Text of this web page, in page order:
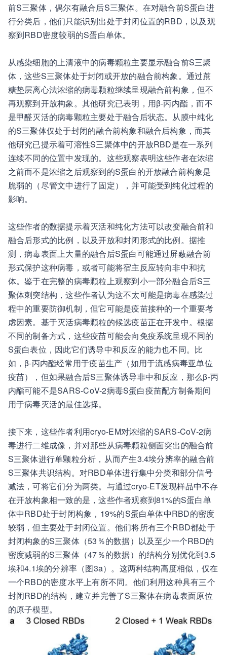
前S三聚体，偶尔有融合后S三聚体。在对融合前S蛋白进
行分类后，他们只能识别出处于封闭位置的RBD，以及观
察到RBD密度较弱的S蛋白单体。
从感染细胞的上清液中的病毒颗粒主要显示融合前S三聚
体，这些S三聚体处于封闭或开放的融合前构象。通过蔗
糖垫层离心法浓缩的病毒颗粒继续呈现融合前构象，但不
再观察到开放构象。其他研究已表明，用β-丙内酯，而不
是甲醛灭活的病毒颗粒主要处于融合后状态。从膜中纯化
的S三聚体仅处于封闭的融合前构象和融合后构象，而其
他研究已提示着可溶性S三聚体中的开放RBD是在一系列
连续不同的位置中发现的。这些观察表明这些作者在浓缩
之前而不是浓缩之后观察到的S蛋白的开放融合前构象是
脆弱的（尽管文中进行了固定），并可能受到纯化过程的
影响。
这些作者的数据提示着灭活和纯化方法可以改变融合前和
融合后形式的比例，以及开放和封闭形式的比例。据推
测，病毒表面上大量的融合后S蛋白可能通过屏蔽融合前
形式保护这种病毒，或者可能将宿主反应转向非中和抗
体。鉴于在完整的病毒颗粒上观察到小一部分融合后S三
聚体刺突结构，这些作者认为这不太可能是病毒在感染过
程中的重要防御机制，但它可能是疫苗接种的一个重要考
虑因素。基于灭活病毒颗粒的候选疫苗正在开发中。根据
不同的制备方式，这些疫苗可能会向免疫系统呈现不同的
S蛋白表位，因此它们诱导中和反应的能力也不同。比
如，β-丙内酯经常用于疫苗生产（如用于流感病毒亚单位
疫苗），但如果融合后S三聚体诱导非中和反应，那么β-丙
内酯可能不是SARS-CoV-2病毒S蛋白疫苗配方制备期间
用于病毒灭活的最佳选择。
接下来，这些作者利用cryo-EM对浓缩的SARS-CoV-2病
毒进行二维成像，并对那些从病毒颗粒侧面突出的融合前
S三聚体进行单颗粒分析，从而产生3.4埃分辨率的融合前
S三聚体共识结构。对RBD单体进行集中分类和部分信号
减法，可将它们分为两类。与通过cryo-ET发现样品中不存
在开放构象相一致的是，这些作者观察到81%的S蛋白单
体中RBD处于封闭构象，19%的S蛋白单体中RBD的密度
较弱，但主要处于封闭位置。他们将所有三个RBD都处于
封闭构象的S三聚体（53％的数据）以及至少一个RBD的
密度减弱的S三聚体（47％的数据）的结构分别优化到3.5
埃和4.1埃的分辨率（图3a）。这两种结构高度相似，仅在
一个RBD的密度水平上有所不同。他们利用这种具有三个
封闭RBD的结构，建立并完善了S三聚体在病毒表面原位
的原子模型。